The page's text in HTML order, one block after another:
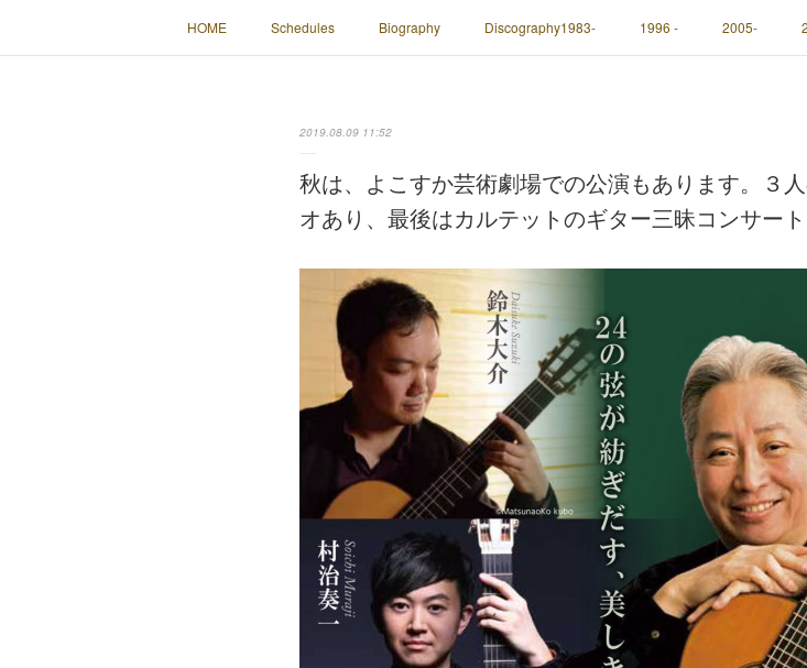
HOME Schedules Biography Discography1983- 1996 - 2005-
2019.08.09 11:52
秋は、よこすか芸術劇場での公演もあります。３
オあり、最後はカルテットのギター三昧コンサー